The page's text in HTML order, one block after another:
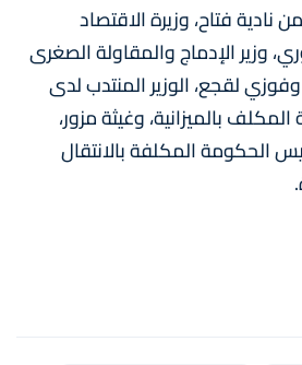
فتاح، وزيرة الاقتصاد
وزير الإدماج والمقاولة الصغرى
لقجع، الوزير المنتدب لدى
المكلف بالميزانية، وغيثة مزور،
الحكومة المكلفة بالانتقال